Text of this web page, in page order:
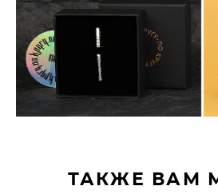
ТАКЖЕ ВАМ